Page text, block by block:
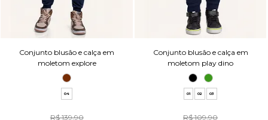
Conjunto blusão e calça em
moletom explore
04
R$ 139,90
Conjunto blusão e calça em
moletom play dino
01 02 03
R$ 109,90